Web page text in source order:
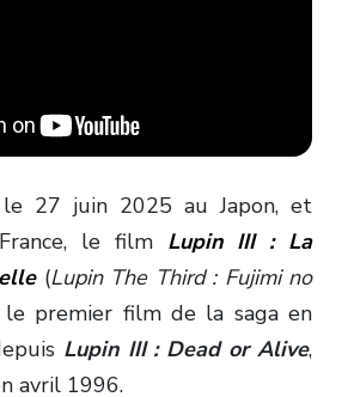
27 juin 2025 au Japon, et
le film Lupin III : La
(Lupin The Third : ‌Fujimi no
premier film de la saga en
Lupin III : Dead or Alive,
avril 1996.